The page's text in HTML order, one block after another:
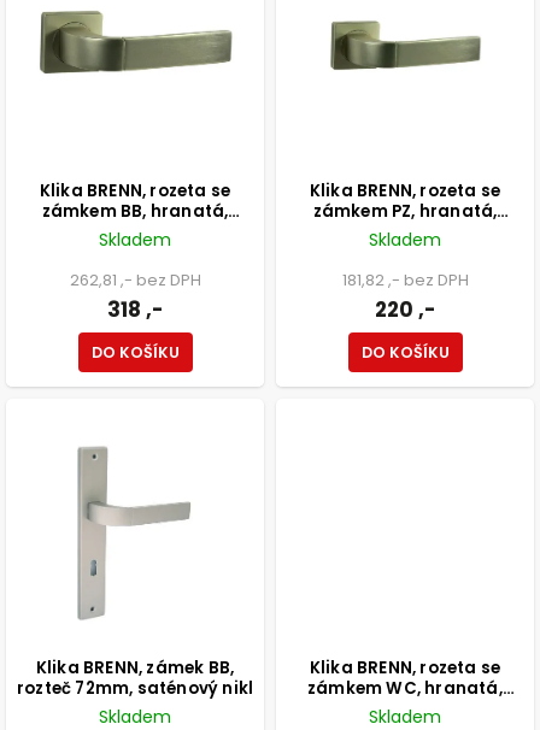
Klika BRENN, rozeta se
zámkem BB, hranatá,
saténový nikl
Skladem
262,81 ,- bez DPH
318 ,-
DO KOŠÍKU
Klika BRENN, rozeta se
zámkem PZ, hranatá,
saténový nikl
Skladem
181,82 ,- bez DPH
220 ,-
DO KOŠÍKU
Klika BRENN, zámek BB,
rozteč 72mm, saténový nikl
Skladem
Klika BRENN, rozeta se
zámkem WC, hranatá,
saténový nikl
Skladem